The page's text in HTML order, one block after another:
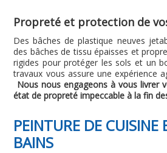
Propreté et protection de
Des bâches de plastique neuves
des bâches de tissu épaisses et
rigides pour protéger les sols et un
travaux vous assure une expérience
Nous nous engageons à vous livrer
état de propreté impeccable à la fin
PEINTURE DE CUISINE
BAINS